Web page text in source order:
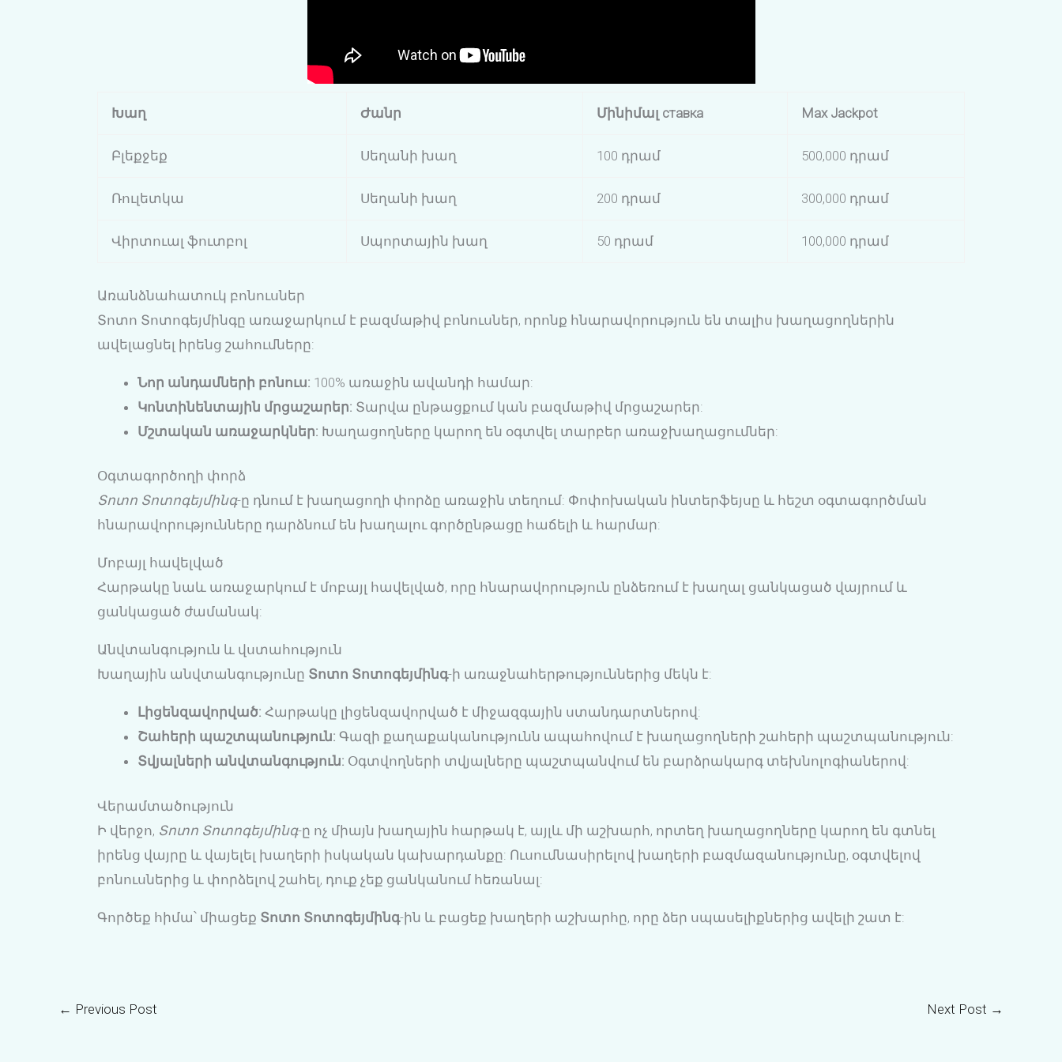
Խաղ Ժանր Մինիմալ ставка Max Jackpot
Բլեքջեք Սեղանի խաղ 100 դրամ 500,000 դրամ
Ռուլետկա Սեղանի խաղ 200 դրամ 300,000 դրամ
Վիրտուալ ֆուտբոլ Սպորտային խաղ 50 դրամ 100,000 դրամ
Առանձնահատուկ բոնուսներ
Տոտո Տոտոգեյմինգը առաջարկում է բազմաթիվ բոնուսներ, որոնք հնարավորություն են տալիս խաղացողներին
ավելացնել իրենց շահումները:
Նոր անդամների բոնուս: 100% առաջին ավանդի համար:
Կոնտինենտային մրցաշարեր: Տարվա ընթացքում կան բազմաթիվ մրցաշարեր:
Մշտական առաջարկներ: Խաղացողները կարող են օգտվել տարբեր առաջխաղացումներ:
Օգտագործողի փորձ
Տոտո Տոտոգեյմինգ-ը դնում է խաղացողի փորձը առաջին տեղում: Փոփոխական ինտերֆեյսը և հեշտ օգտագործման
հնարավորությունները դարձնում են խաղալու գործընթացը հաճելի և հարմար:
Մոբայլ հավելված
Հարթակը նաև առաջարկում է մոբայլ հավելված, որը հնարավորություն ընձեռում է խաղալ ցանկացած վայրում և
ցանկացած ժամանակ:
Անվտանգություն և վստահություն
Խաղային անվտանգությունը Տոտո Տոտոգեյմինգ-ի առաջնահերթություններից մեկն է:
Լիցենզավորված: Հարթակը լիցենզավորված է միջազգային ստանդարտներով:
Շահերի պաշտպանություն: Գազի քաղաքականությունն ապահովում է խաղացողների շահերի պաշտպանություն:
Տվյալների անվտանգություն: Օգտվողների տվյալները պաշտպանվում են բարձրակարգ տեխնոլոգիաներով:
Վերամտածություն
Ի վերջո, Տոտո Տոտոգեյմինգ-ը ոչ միայն խաղային հարթակ է, այլև մի աշխարհ, որտեղ խաղացողները կարող են գտնել
իրենց վայրը և վայելել խաղերի իսկական կախարդանքը: Ուսումնասիրելով խաղերի բազմազանությունը, օգտվելով
բոնուսներից և փորձելով շահել, դուք չեք ցանկանում հեռանալ:
Գործեք հիմա՝ միացեք Տոտո Տոտոգեյմինգ-ին և բացեք խաղերի աշխարհը, որը ձեր սպասելիքներից ավելի շատ է:
← Previous Post Next Post →